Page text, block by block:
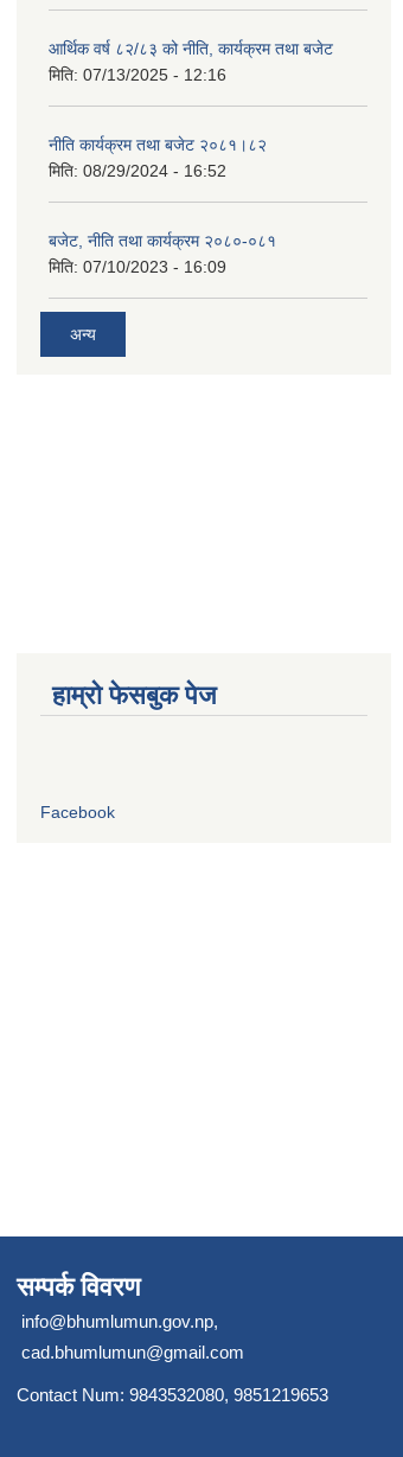
आर्थिक वर्ष ८२/८३ को नीति, कार्यक्रम तथा बजेट
मिति: 07/13/2025 - 12:16
नीति कार्यक्रम तथा बजेट २०८१।८२
मिति: 08/29/2024 - 16:52
बजेट, नीति तथा कार्यक्रम २०८०-०८१
मिति: 07/10/2023 - 16:09
अन्य
हाम्रो फेसबुक पेज
Facebook
सम्पर्क विवरण
info@bhumlumun.gov.np,
cad.bhumlumun@gmail.com
Contact Num: 9843532080, 9851219653